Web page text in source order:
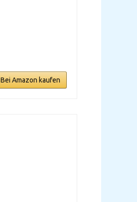
Bei Amazon kaufen